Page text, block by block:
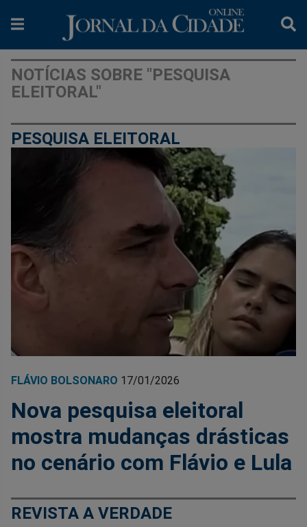
NOTÍCIAS SOBRE "PESQUISA
ELEITORAL"
PESQUISA ELEITORAL
FLÁVIO BOLSONARO 17/01/2026
Nova pesquisa eleitoral
mostra mudanças drásticas
no cenário com Flávio e Lula
REVISTA A VERDADE